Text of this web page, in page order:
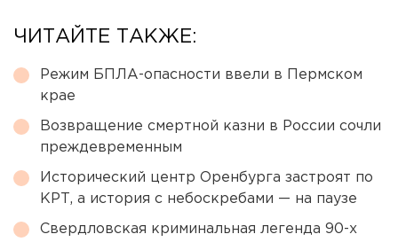
ЧИТАЙТЕ ТАКЖЕ:
Режим БПЛА-опасности ввели в Пермском
крае
Возвращение смертной казни в России сочли
преждевременным
Исторический центр Оренбурга застроят по
КРТ, а история с небоскребами — на паузе
Свердловская криминальная легенда 90-х